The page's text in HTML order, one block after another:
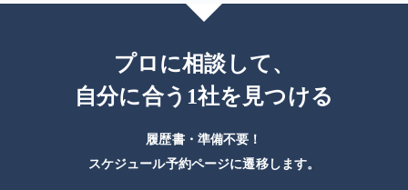
プロに相談して、
自分に合う1社を見つける
履歴書・準備不要！
スケジュール予約ページに遷移します。